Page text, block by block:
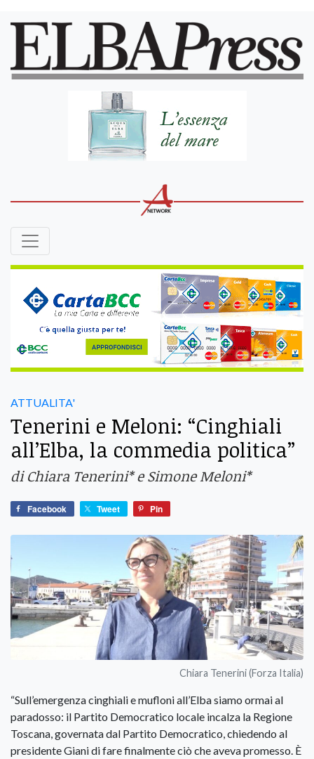
ATTUALITA'
Tenerini e Meloni: “Cinghiali
all’Elba, la commedia politica”
di Chiara Tenerini* e Simone Meloni*
Facebook Tweet Pin
Chiara Tenerini (Forza Italia)
“Sull’emergenza cinghiali e mufloni all’Elba siamo ormai al
paradosso: il Partito Democratico locale incalza la Regione
Toscana, governata dal Partito Democratico, chiedendo al
presidente Giani di fare finalmente ciò che aveva promesso. È